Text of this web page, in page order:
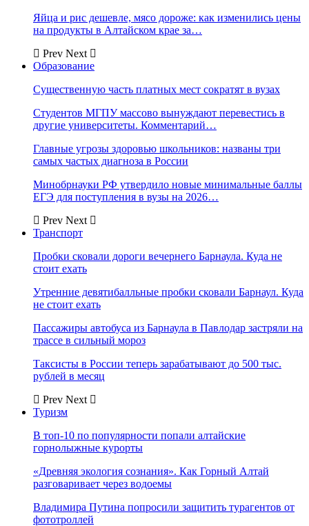
Яйца и рис дешевле, мясо дороже: как изменились цены
на продукты в Алтайском крае за…
Prev Next
Образование
Существенную часть платных мест сократят в вузах
Студентов МГПУ массово вынуждают перевестись в
другие университеты. Комментарий…
Главные угрозы здоровью школьников: названы три
самых частых диагноза в России
Минобрнауки РФ утвердило новые минимальные баллы
ЕГЭ для поступления в вузы на 2026…
Prev Next
Транспорт
Пробки сковали дороги вечернего Барнаула. Куда не
стоит ехать
Утренние девятибалльные пробки сковали Барнаул. Куда
не стоит ехать
Пассажиры автобуса из Барнаула в Павлодар застряли на
трассе в сильный мороз
Таксисты в России теперь зарабатывают до 500 тыс.
рублей в месяц
Prev Next
Туризм
В топ-10 по популярности попали алтайские
горнолыжные курорты
«Древняя экология сознания». Как Горный Алтай
разговаривает через водоемы
Владимира Путина попросили защитить турагентов от
фототроллей